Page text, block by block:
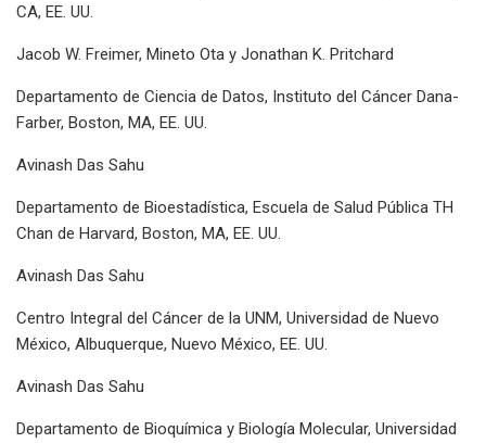
CA, EE. UU.
Jacob W. Freimer, Mineto Ota y Jonathan K. Pritchard
Departamento de Ciencia de Datos, Instituto del Cáncer Dana-
Farber, Boston, MA, EE. UU.
Avinash Das Sahu
Departamento de Bioestadística, Escuela de Salud Pública TH
Chan de Harvard, Boston, MA, EE. UU.
Avinash Das Sahu
Centro Integral del Cáncer de la UNM, Universidad de Nuevo
México, Albuquerque, Nuevo México, EE. UU.
Avinash Das Sahu
Departamento de Bioquímica y Biología Molecular, Universidad